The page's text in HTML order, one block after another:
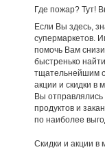
Где пожар? Тут!
Если Вы здесь,
супермаркетов.
помочь Вам
быстренько
тщательнейшим
акции и скидки в
Вы отправлялись
продуктов и
по наиболее
Скидки и акции в